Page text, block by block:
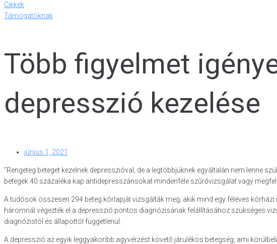
Cikkek
Támogatóknak
Több figyelmet
depresszió kezelése
június 1, 2021
”Rengeteg beteget kezelnek depresszióval, de a legtöbbjüknek egyáltalán nem lenne
betegek 40 százaléka kap antidepresszánsokat mindenféle szűrővizsgálat vagy
A tudósok összesen 294 beteg kórlapját vizsgálták meg, akik mind egy féléves
háromnál végezték el a depresszió pontos diagnózisának felállításához szükséges
diagnózistól és állapottól függetlenül.
A depresszió az egyik leggyakoribb agyvérzést követő járulékos betegség, ami